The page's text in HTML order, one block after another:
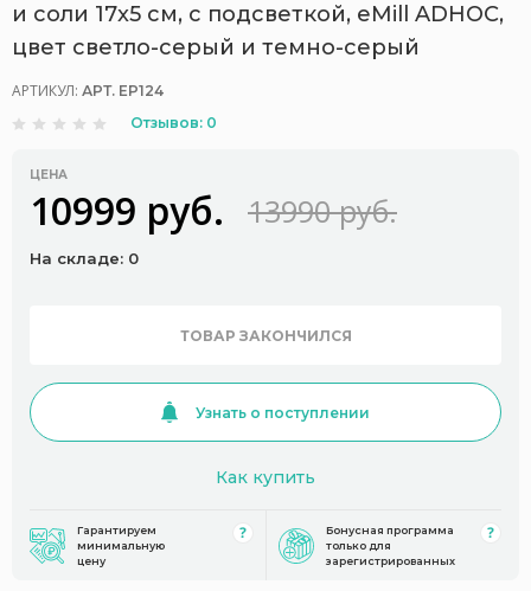
и соли 17x5 см, с подсветкой, eMill ADHOC,
цвет светло-серый и темно-серый
АРТИКУЛ: АРТ. EP124
Отзывов: 0
ЦЕНА
10999 руб. 13990 руб.
На складе: 0
ТОВАР ЗАКОНЧИЛСЯ
Узнать о поступлении
Как купить
Гарантируем
минимальную
цену
Бонусная программа
только для
зарегистрированных